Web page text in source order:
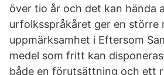
över tio år och det kan hända
urfolksspråkåret ger en större
uppmärksamhet i Eftersom
medel som fritt kan
både en förutsättning och ett